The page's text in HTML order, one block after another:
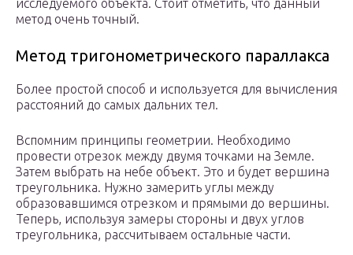
исследуемого объекта. Стоит отметить, что данный
метод очень точный.
Метод тригонометрического параллакса
Более простой способ и используется для вычисления
расстояний до самых дальних тел.
Вспомним принципы геометрии. Необходимо
провести отрезок между двумя точками на Земле.
Затем выбрать на небе объект. Это и будет вершина
треугольника. Нужно замерить углы между
образовавшимся отрезком и прямыми до вершины.
Теперь, используя замеры стороны и двух углов
треугольника, рассчитываем остальные части.